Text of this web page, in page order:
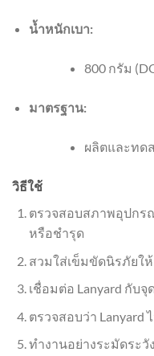
น้ำหนักเบา:
800 กรัม
มาตรฐาน:
ผลิตและทด
วิธีใช้
ตรวจสอบสภาพอุปกร
หรือชำรุด
สวมใส่เข็มขัดนิรภัยใ
เชื่อมต่อ Lanyard กับ
ตรวจสอบว่า Lanyard
ทำงานอย่างระมัดระวัง